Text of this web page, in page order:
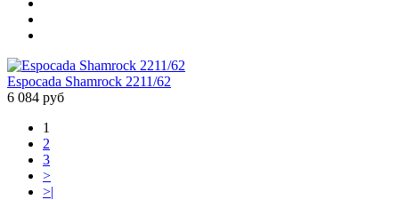
Espocada Shamrock 2211/62
6 084 руб
1
2
3
>
>|